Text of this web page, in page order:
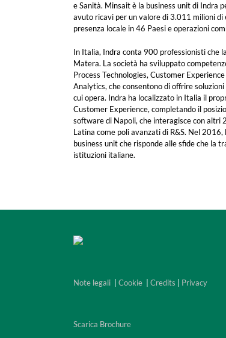
e Sanità. Minsait è la business unit di Indra
avuto ricavi per un valore di 3.011 milioni
presenza locale in 46 Paesi e operazioni
In Italia, Indra conta 900 professionisti che
Matera. La società ha sviluppato
Process Technologies, Customer
Analytics, che consentono di offrire
cui opera. Indra ha localizzato in Italia il
Customer Experience, completando il
software di Napoli, che interagisce con altri
Latina come poli avanzati di R&S. Nel
business unit che risponde alle sfide che la
istituzioni italiane.
Note legali Cookie Credits Privacy
Scarica Brochure